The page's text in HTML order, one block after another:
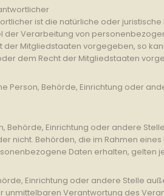
ist die natürliche oder
Verarbeitung von
Mitgliedstaaten vorgegeben, so
dem Recht der Mitgliedstaaten
Person, Behörde, Einrichtung oder
Behörde, Einrichtung oder andere
nicht. Behörden, die im Rahmen
Daten erhalten, gelten
Einrichtung oder andere Stelle
Verantwortung des